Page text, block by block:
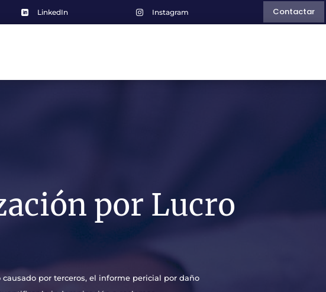
 LinkedIn  Instagram Contactar
por Lucro
por terceros, el informe pericial por daño